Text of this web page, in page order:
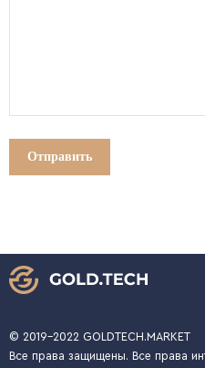
© 2019-2022 GOLDTECH.MARKET
Все права защищены. Все права